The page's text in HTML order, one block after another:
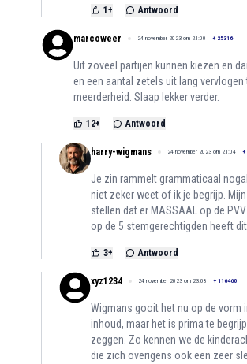
1 + Antwoord
marcoweer 24 november 2023 om 21:00 + 25316
Uit zoveel partijen kunnen kiezen en
en een aantal zetels uit lang
meerderheid. Slaap lekker verder.
12+ Antwoord
harry-wigmans 24 november 2023 om 21:04 +
Je zin rammelt grammaticaal
niet zeker weet of ik je begrijp.
stellen dat er MASSAAL op de
op de 5 stemgerechtigden heeft
3+ Antwoord
xyz1234 24 november 2023 om 23:08 + 116460
Wigmans gooit het nu op de vorm
inhoud, maar het is prima te
zeggen. Zo kennen we de
die zich overigens ook een zeer